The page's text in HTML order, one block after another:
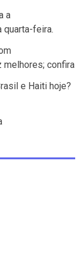
a
quarta-feira.
melhores; confira
e Haiti hoje?